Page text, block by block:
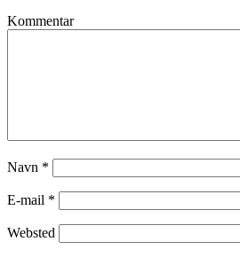
Kommentar
Navn *
E-mail *
Websted